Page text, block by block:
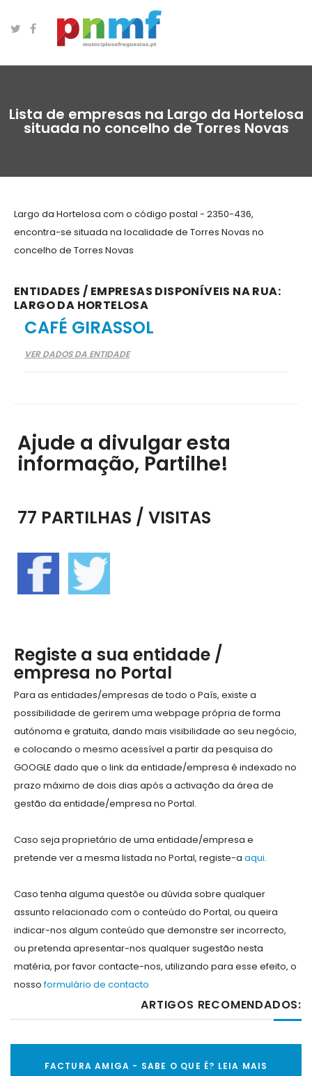
Lista de empresas na Largo da Hortelosa
situada no concelho de Torres Novas
Largo da Hortelosa com o código postal - 2350-436,
encontra-se situada na localidade de Torres Novas no
concelho de Torres Novas
ENTIDADES / EMPRESAS DISPONÍVEIS NA RUA:
LARGO DA HORTELOSA
CAFÉ GIRASSOL
VER DADOS DA ENTIDADE
Ajude a divulgar esta
informação, Partilhe!
77 PARTILHAS / VISITAS
Registe a sua entidade /
empresa no Portal
Para as entidades/empresas de todo o País, existe a
possibilidade de gerirem uma webpage própria de forma
autónoma e gratuita, dando mais visibilidade ao seu negócio,
e colocando o mesmo acessível a partir da pesquisa do
GOOGLE dado que o link da entidade/empresa é indexado no
prazo máximo de dois dias após a activação da área de
gestão da entidade/empresa no Portal.
Caso seja proprietário de uma entidade/empresa e
pretende ver a mesma listada no Portal, registe-a aqui.
Caso tenha alguma questõe ou dúvida sobre qualquer
assunto relacionado com o conteúdo do Portal, ou queira
indicar-nos algum conteúdo que demonstre ser incorrecto,
ou pretenda apresentar-nos qualquer sugestão nesta
matéria, por favor contacte-nos, utilizando para esse efeito, o
nossoformulário de contacto
ARTIGOS RECOMENDADOS:
FACTURA AMIGA - SABE O QUE É? LEIA MAIS